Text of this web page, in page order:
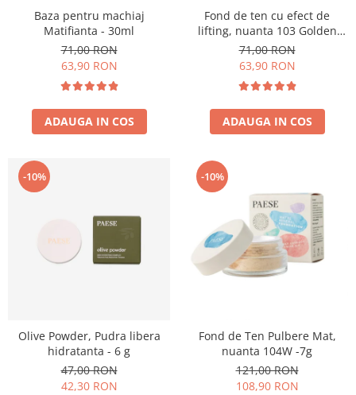
Baza pentru machiaj
Matifianta - 30ml
71,00 RON
63,90 RON
ADAUGA IN COS
Fond de ten cu efect de
lifting, nuanta 103 Golden
Beige - 30ml
71,00 RON
63,90 RON
ADAUGA IN COS
-10%
Olive Powder, Pudra libera
hidratanta - 6 g
47,00 RON
42,30 RON
-10%
Fond de Ten Pulbere Mat,
nuanta 104W -7g
121,00 RON
108,90 RON